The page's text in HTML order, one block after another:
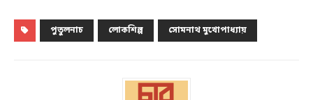
পুতুলনাচ লোকশিল্প সোমনাথ মুখোপাধ্যায়